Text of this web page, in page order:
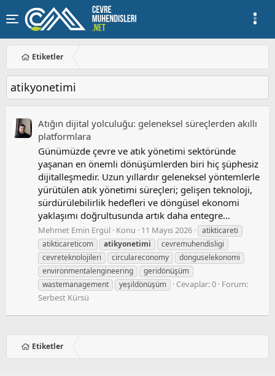
Etiketler
atikyonetimi
Atığın dijital yolculuğu: geleneksel süreçlerden akıllı
platformlara
Günümüzde çevre ve atık yönetimi sektöründe
yaşanan en önemli dönüşümlerden biri hiç şüphesiz
dijitalleşmedir. Uzun yıllardır geleneksel yöntemlerle
yürütülen atık yönetimi süreçleri; gelişen teknoloji,
sürdürülebilirlik hedefleri ve döngüsel ekonomi
yaklaşımı doğrultusunda artık daha entegre...
Mehmet Emin Ergül Konu 11 Mayıs 2026
atikticareti
atikticareticom
atikyonetimi
cevremuhendisligi
cevreteknolojileri
circulareconomy
donguselekonomi
environmentalengineering
geridönüşüm
wastemanagement
yeşildönüşüm Cevaplar: 0 Forum:
Serbest Kürsü
Etiketler